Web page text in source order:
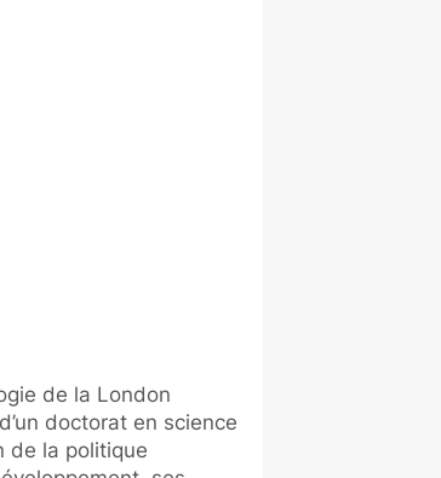
de la London
doctorat en science
de la politique